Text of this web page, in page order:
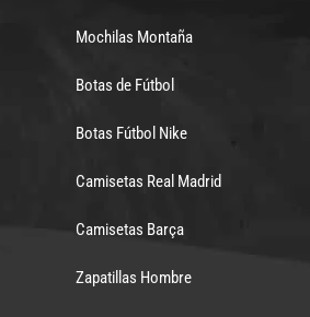
Mochilas Montaña
Botas de Fútbol
Botas Fútbol Nike
Camisetas Real Madrid
Camisetas Barça
Zapatillas Hombre